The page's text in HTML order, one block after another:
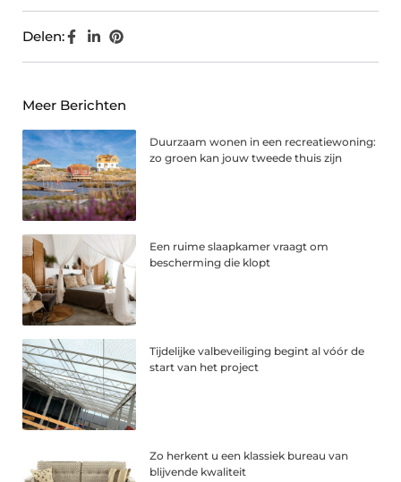
Delen:
Meer Berichten
Duurzaam wonen in een recreatiewoning:
zo groen kan jouw tweede thuis zijn
Een ruime slaapkamer vraagt om
bescherming die klopt
Tijdelijke valbeveiliging begint al vóór de
start van het project
Zo herkent u een klassiek bureau van
blijvende kwaliteit